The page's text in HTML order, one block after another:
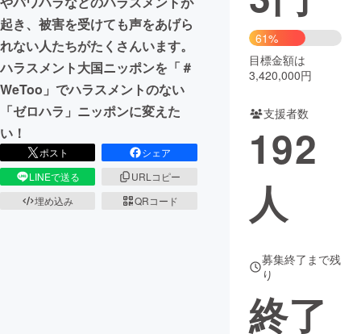
CAMPFIRE for Social Good
CAMPFIRE Creation
CAMPFIREふるさと納税
コミュニティ
起き、被害を受けても声をあげら
れない人たちがたくさんいます。
ハラスメント大国ニッポンを「＃
WeToo」でハラスメントのない
「ゼロハラ」ニッポンに変えた
い！
ポスト
シェア
LINEで送る
URLコピー
埋め込み
QRコード
61%
目標金額は
3,420,000円
支援者数
192
人
募集終了まで残
り
終了